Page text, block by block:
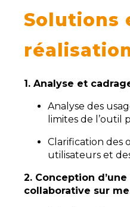
Solutions
1. Analyse et
Analyse des
limites de l’outil
Clarification des
utilisateurs et
2. Conception
collaborative sur